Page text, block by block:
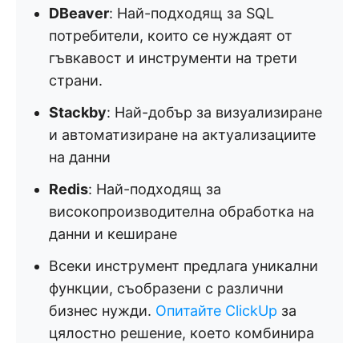
DBeaver: Най-подходящ за SQL
потребители, които се нуждаят от
гъвкавост и инструменти на трети
страни.
Stackby: Най-добър за визуализиране
и автоматизиране на актуализациите
на данни
Redis: Най-подходящ за
високопроизводителна обработка на
данни и кеширане
Всеки инструмент предлага уникални
функции, съобразени с различни
бизнес нужди. Опитайте ClickUp за
цялостно решение, което комбинира